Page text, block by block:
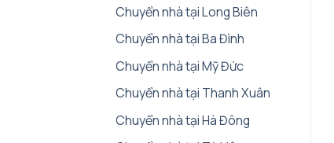
Chuyển nhà tại Long Biên
Chuyển nhà tại Ba Đình
Chuyển nhà tại Mỹ Đức
Chuyển nhà tại Thanh Xuân
Chuyển nhà tại Hà Đông